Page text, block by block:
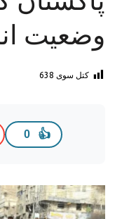
وضعیت
کتل سوی 638
👍
0